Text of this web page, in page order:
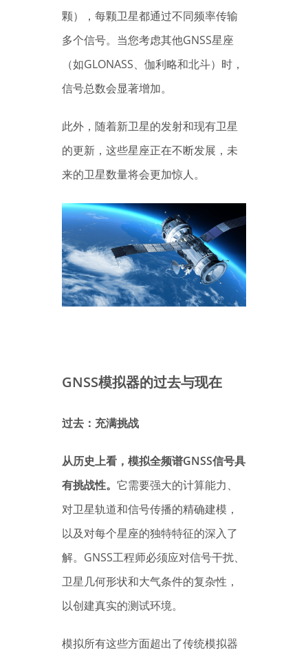
颗），每颗卫星都通过不同频率传输
多个信号。当您考虑其他GNSS星座
（如GLONASS、伽利略和北斗）时，
信号总数会显著增加。
此外，随着新卫星的发射和现有卫星
的更新，这些星座正在不断发展，未
来的卫星数量将会更加惊人。
GNSS模拟器的过去与现在
过去：充满挑战
从历史上看，模拟全频谱GNSS信号具
有挑战性。 它需要强大的计算能力、
对卫星轨道和信号传播的精确建模，
以及对每个星座的独特特征的深入了
解。GNSS工程师必须应对信号干扰、
卫星几何形状和大气条件的复杂性，
以创建真实的测试环境。
模拟所有这些方面超出了传统模拟器